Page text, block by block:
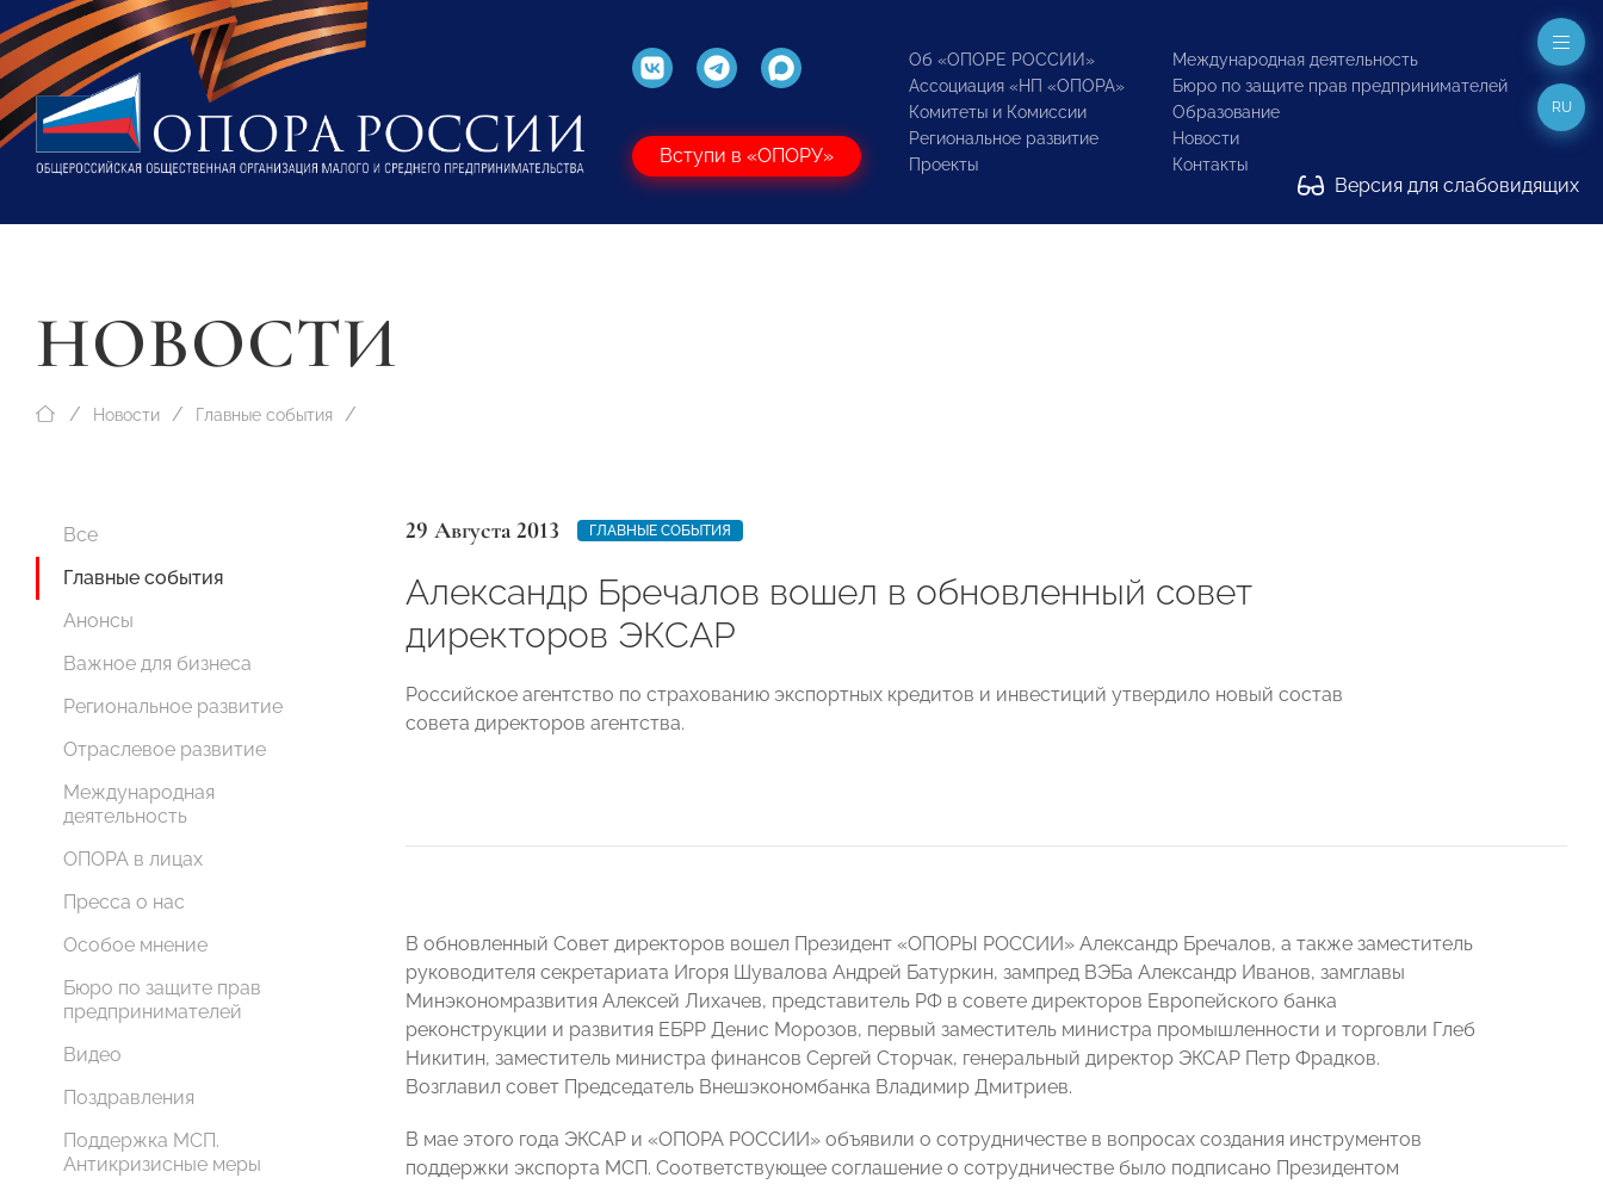
Вступи в «ОПОРУ»
Об «ОПОРЕ РОССИИ»
Ассоциация «НП «ОПОРА»
Комитеты и Комиссии
Региональное развитие
Проекты
Международная деятельность
Бюро по защите прав предпринимателей
Образование
Новости
Контакты
Версия для слабовидящих
RU
НОВОСТИ
Новости Главные события
Все
Главные события
Анонсы
Важное для бизнеса
Региональное развитие
Отраслевое развитие
Международная
деятельность
ОПОРА в лицах
Пресса о нас
Особое мнение
Бюро по защите прав
предпринимателей
Видео
Поздравления
Поддержка МСП.
Антикризисные меры
29 Августа 2013 ГЛАВНЫЕ СОБЫТИЯ
Александр Бречалов вошел в обновленный совет
директоров ЭКСАР
Российское агентство по страхованию экспортных кредитов и инвестиций утвердило новый состав
совета директоров агентства.
В обновленный Совет директоров вошел Президент «ОПОРЫ РОССИИ» Александр Бречалов, а также заместитель
руководителя секретариата Игоря Шувалова Андрей Батуркин, зампред ВЭБа Александр Иванов, замглавы
Минэкономразвития Алексей Лихачев, представитель РФ в совете директоров Европейского банка
реконструкции и развития ЕБРР Денис Морозов, первый заместитель министра промышленности и торговли Глеб
Никитин, заместитель министра финансов Сергей Сторчак, генеральный директор ЭКСАР Петр Фрадков.
Возглавил совет Председатель Внешэкономбанка Владимир Дмитриев.
В мае этого года ЭКСАР и «ОПОРА РОССИИ» объявили о сотрудничестве в вопросах создания инструментов
поддержки экспорта МСП. Соответствующее соглашение о сотрудничестве было подписано Президентом